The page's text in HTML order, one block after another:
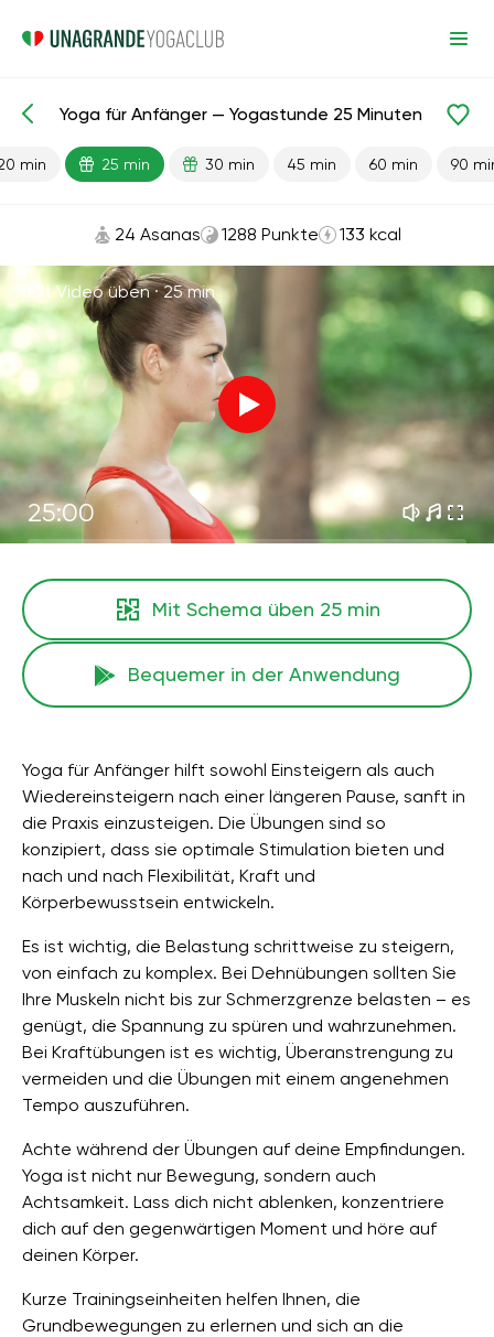
Fertige Lektionen Anfang
Yoga für Anfänger — Yogastunde 25 Minuten
min 25 min 30 min 45 min 60 min 90
24 Asanas 1288 Punkte 133 kcal
Mit Video üben ·25 min
25:00
Mit Schema üben 25 min
Bequemer in der Anwendung
Yoga für Anfänger hilft sowohl Einsteigern als auch
Wiedereinsteigern nach einer längeren Pause, sanft in
die Praxis einzusteigen. Die Übungen sind so
konzipiert, dass sie optimale Stimulation bieten und
nach und nach Flexibilität, Kraft und
Körperbewusstsein entwickeln.
Es ist wichtig, die Belastung schrittweise zu steigern,
von einfach zu komplex. Bei Dehnübungen sollten Sie
Ihre Muskeln nicht bis zur Schmerzgrenze belasten – es
genügt, die Spannung zu spüren und wahrzunehmen.
Bei Kraftübungen ist es wichtig, Überanstrengung zu
vermeiden und die Übungen mit einem angenehmen
Tempo auszuführen.
Achte während der Übungen auf deine Empfindungen.
Yoga ist nicht nur Bewegung, sondern auch
Achtsamkeit. Lass dich nicht ablenken, konzentriere
dich auf den gegenwärtigen Moment und höre auf
deinen Körper.
Kurze Trainingseinheiten helfen Ihnen, die
Grundbewegungen zu erlernen und sich an die